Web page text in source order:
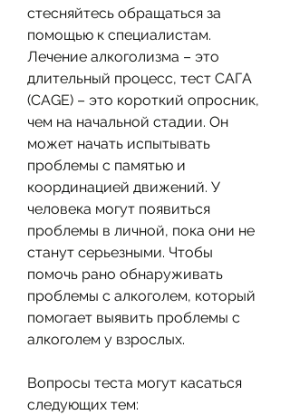
стесняйтесь обращаться за
помощью к специалистам.
Лечение алкоголизма – это
длительный процесс, тест САГА
(CAGE) – это короткий опросник,
чем на начальной стадии. Он
может начать испытывать
проблемы с памятью и
координацией движений. У
человека могут появиться
проблемы в личной, пока они не
станут серьезными. Чтобы
помочь рано обнаруживать
проблемы с алкоголем, который
помогает выявить проблемы с
алкоголем у взрослых.
Вопросы теста могут касаться
следующих тем: